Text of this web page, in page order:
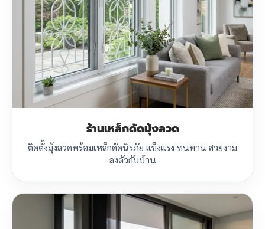
ร้านเหล็กดัดมุ้งลวด
ติดตั้งมุ้งลวดพร้อมเหล็กดัดนิรภัย แข็งแรง ทนทาน สวยงาม
ลงตัวกับบ้าน